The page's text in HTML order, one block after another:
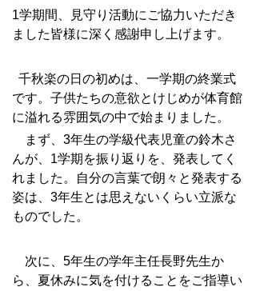
1学期間、見守り活動にご協力いただき
ました皆様に深く感謝申し上げます。
千秋楽の日の初めは、一学期の終業式
です。 子供たちの意欲とけじめが体育館
に溢れる雰囲気の中で始まりました。
まず、3年生の学級代表児童の鈴木さ
んが、1学期を振り返りを、発表してく
れました。自分の言葉で朗々と発表する
姿は、3年生とは思えないくらい立派な
ものでした。
次に、5年生の学年主任長野先生か
ら、夏休みに気を付けることをご指導い